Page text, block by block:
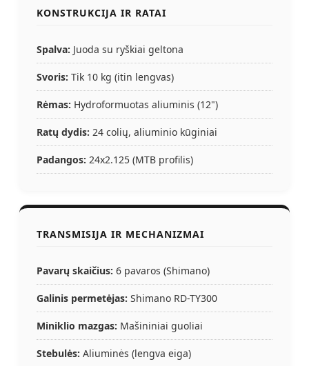
KONSTRUKCIJA IR RATAI
Spalva: Juoda su ryškiai geltona
Svoris: Tik 10 kg (itin lengvas)
Rėmas: Hydroformuotas aliuminis (12")
Ratų dydis: 24 colių, aliuminio kūginiai
Padangos: 24x2.125 (MTB profilis)
TRANSMISIJA IR MECHANIZMAI
Pavarų skaičius: 6 pavaros (Shimano)
Galinis permetėjas: Shimano RD-TY300
Miniklio mazgas: Mašininiai guoliai
Stebulės: Aliuminės (lengva eiga)